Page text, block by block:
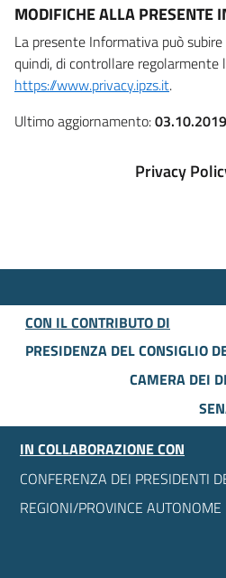
MODIFICHE ALLA PRESENTE
La presente Informativa può
quindi, di controllare regolarmente
https://www.privacy.ipzs.it.
Ultimo aggiornamento:03.10.2019
Privacy
CON IL CONTRIBUTO DI
PRESIDENZA DEL CONSIGLIO
CAMERA DEI
IN COLLABORAZIONE CON
CONFERENZA DEI PRESIDENTI
REGIONI/PROVINCE AUTONOME